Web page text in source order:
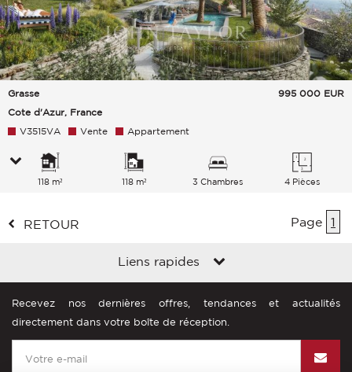
Grasse
Cote d'Azur, France
995 000 EUR
V3515VA Vente Appartement
118 m² 118 m² 3 Chambres 4 Pièces
RETOUR Page 1
Liens rapides
Recevez nos dernières offres, tendances et actualités
directement dans votre boîte de réception.